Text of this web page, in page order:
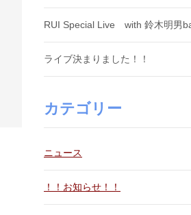
RUI Special Live with 鈴木明男
ライブ決まりました！！
カテゴリー
ニュース
！！お知らせ！！